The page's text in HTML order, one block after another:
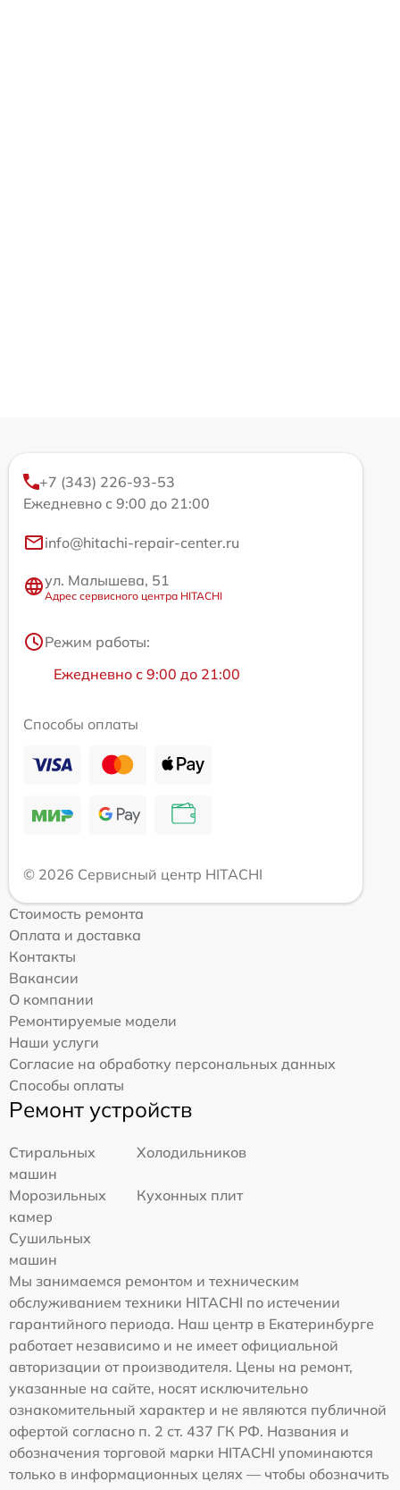
+7 (343) 226-93-53
Ежедневно с 9:00 до 21:00
info@hitachi-repair-center.ru
ул. Малышева, 51
Адрес сервисного центра HITACHI
Режим работы:
Ежедневно с 9:00 до 21:00
Способы оплаты
© 2026 Сервисный центр HITACHI
Стоимость ремонта
Оплата и доставка
Контакты
Вакансии
О компании
Ремонтируемые модели
Наши услуги
Согласие на обработку персональных данных
Способы оплаты
Ремонт устройств
Стиральных
машин
Холодильников
Морозильных
камер
Кухонных плит
Сушильных
машин
Мы занимаемся ремонтом и техническим
обслуживанием техники HITACHI по истечении
гарантийного периода. Наш центр в Екатеринбурге
работает независимо и не имеет официальной
авторизации от производителя. Цены на ремонт,
указанные на сайте, носят исключительно
ознакомительный характер и не являются публичной
офертой согласно п. 2 ст. 437 ГК РФ. Названия и
обозначения торговой марки HITACHI упоминаются
только в информационных целях — чтобы обозначить